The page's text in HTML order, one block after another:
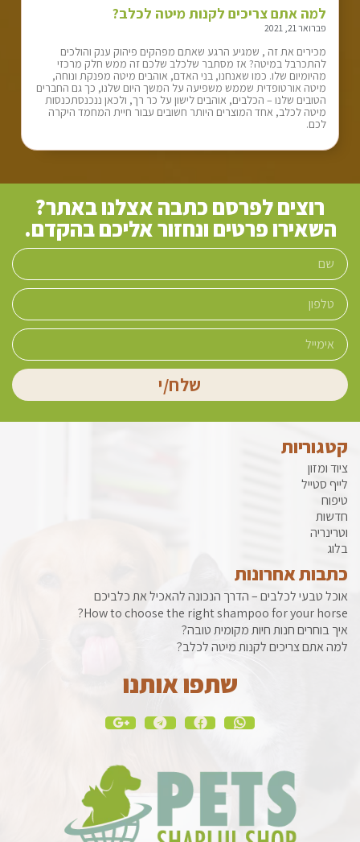
למה אתם צריכים לקנות מיטה לכלב?
פברואר 21, 2021
מכירים את זה , שמגיע הרגע שאתם מפהקים פיהוק ענק והולכים
להתכרבל במיטה? אז מסתבר שלכלב שלכם זה ממש חלק מרכזי
מהיומיום שלו. כמו שאנחנו, בני האדם, אוהבים מיטה מפנקת ונוחה,
מיטה אורטופדית שממש משפיעה על המשך היום שלנו, כך גם החברים
הטובים שלנו – הכלבים, אוהבים לישון על כר רך, ולכאן ננכנסתכנסות
מיטה לכלב, אחד המוצרים היותר חשובים עבור חיית המחמד היקרה
לכם.
רוצים לפרסם כתבה אצלנו באתר?
השאירו פרטים ונחזור אליכם בהקדם.
שלח/י
קטגוריות
ציוד ומזון
לייף סטייל
טיפוח
חדשות
וטרינריה
בלוג
כתבות אחרונות
אוכל טבעי לכלבים – הדרך הנכונה להאכיל את כלביכם
How to choose the right shampoo for your horse?
איך בוחרים חנות חיות מקומית טובה?
למה אתם צריכים לקנות מיטה לכלב?
שתפו אותנו